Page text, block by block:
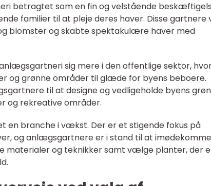
betragtet som en fin og velstående
familier til at pleje deres haver. Disse gartnere
blomster og skabte spektakulære haver med
sig mere i den offentlige sektor,
og grønne områder til glæde for byens beboere.
til at designe og vedligeholde byens
og rekreative områder.
en branche i vækst. Der er et stigende fokus på
og anlægsgartnere er i stand til at imødekomme
materialer og teknikker samt vælge planter, der